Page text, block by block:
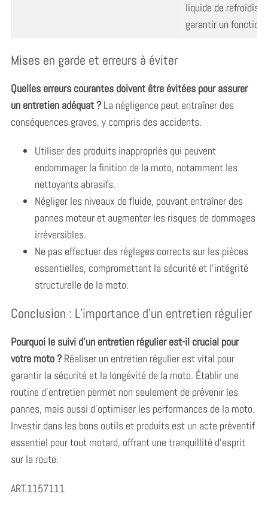
liquide de
garantir un
Mises en garde et erreurs à éviter
Quelles erreurs courantes doivent être évitées pour assurer
un entretien adéquat ?La négligence peut entraîner des
conséquences graves, y compris des accidents.
Utiliser des produits inappropriés qui peuvent
endommager la finition de la moto, notamment les
nettoyants abrasifs.
Négliger les niveaux de fluide, pouvant entraîner des
pannes moteur et augmenter les risques de dommages
irréversibles.
Ne pas effectuer des réglages corrects sur les pièces
essentielles, compromettant la sécurité et l’intégrité
structurelle de la moto.
Conclusion : L’importance d’un entretien régulier
Pourquoi le suivi d’un entretien régulier est-il crucial pour
votre moto ?Réaliser un entretien régulier est vital pour
garantir la sécurité et la longévité de la moto. Établir une
routine d’entretien permet non seulement de prévenir les
pannes, mais aussi d’optimiser les performances de la moto.
Investir dans les bons outils et produits est un acte préventif
essentiel pour tout motard, offrant une tranquillité d’esprit
sur la route.
ART.1157111